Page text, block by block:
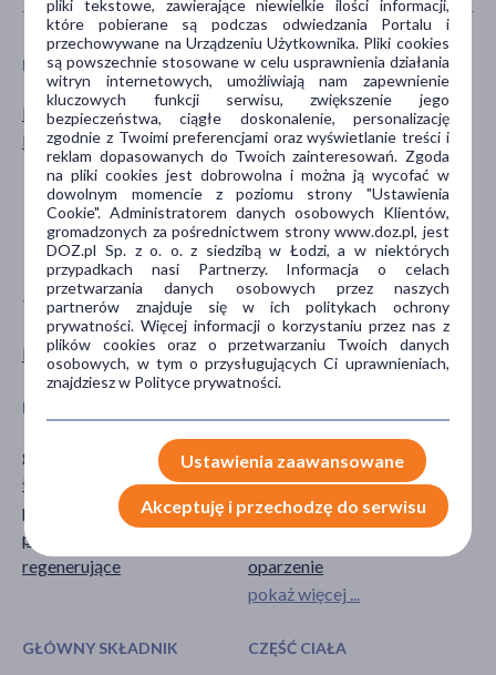
PŁEĆ
Mężczyzna
Kobieta
WIEK
dla dzieci
dla młodzieży
dla dorosłych
20+
30+
pokaż więcej ...
TYP PRODUKTU
Kosmetyk
POSTAĆ
maść
DZIAŁANIE/WŁAŚCIWOŚCI
gojące
łagodzące
przeciwbakteryjne
przeciwzapalne
regenerujące
brodawki / kurzajki
egzema
odciski
oparzenie
pokaż więcej ...
GŁÓWNY SKŁADNIK CZĘŚĆ CIAŁA
pliki tekstowe, zawierające niewielkie ilości informacji,
które pobierane są podczas odwiedzania Portalu i
przechowywane na Urządzeniu Użytkownika. Pliki cookies
są powszechnie stosowane w celu usprawnienia działania
witryn internetowych, umożliwiają nam zapewnienie
kluczowych funkcji serwisu, zwiększenie jego
bezpieczeństwa, ciągłe doskonalenie, personalizację
zgodnie z Twoimi preferencjami oraz wyświetlanie treści i
reklam dopasowanych do Twoich zainteresowań. Zgoda
na pliki cookies jest dobrowolna i można ją wycofać w
dowolnym momencie z poziomu strony "Ustawienia
Cookie". Administratorem danych osobowych Klientów,
gromadzonych za pośrednictwem strony www.doz.pl, jest
DOZ.pl Sp. z o. o. z siedzibą w Łodzi, a w niektórych
przypadkach nasi Partnerzy. Informacja o celach
przetwarzania danych osobowych przez naszych
partnerów znajduje się w ich politykach ochrony
prywatności. Więcej informacji o korzystaniu przez nas z
plików cookies oraz o przetwarzaniu Twoich danych
osobowych, w tym o przysługujących Ci uprawnieniach,
znajdziesz w Polityce prywatności.
Ustawienia zaawansowane
Akceptuję i przechodzę do serwisu